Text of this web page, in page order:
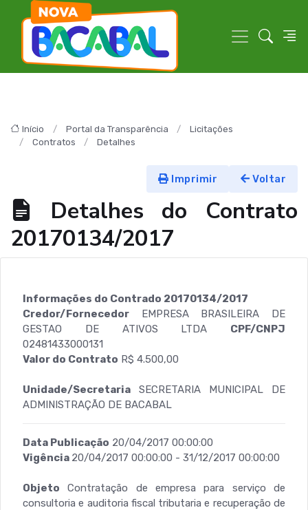
Início Portal da Transparência
Licitações
Contratos
Detalhes
Voltar
Imprimir
Detalhes do Contrato
20170134/2017
Informações do Contrado 20170134/2017
Credor/Fornecedor EMPRESA BRASILEIRA DE
GESTAO DE ATIVOS LTDA CPF/CNPJ
02481433000131
Valor do Contrato R$ 4.500,00
Unidade/Secretaria SECRETARIA MUNICIPAL DE
ADMINISTRAÇÃO DE BACABAL
Data Publicação 20/04/2017 00:00:00
Vigência 20/04/2017 00:00:00 - 31/12/2017 00:00:00
Objeto Contratação de empresa para serviço de
consultoria e auditoria fiscal tributaria e recuperação de